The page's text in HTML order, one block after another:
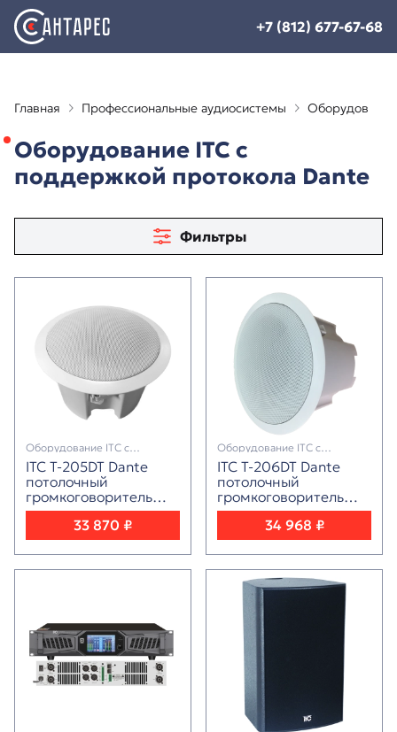
+7 (812) 677-67-68
Главная Профессиональные аудиосистемы
Оборудование ITC с
поддержкой протокола Dante
Фильтры
Оборудование ITC с
поддержкой протокола Dante
ITC T-205DT Dante
потолочный
громкоговоритель
4.5"+1", 30W
33 870 ₽
Оборудование ITC с
поддержкой протокола Dante
ITC T-206DT Dante
потолочный
громкоговоритель
6.5"+1", 60W
34 968 ₽